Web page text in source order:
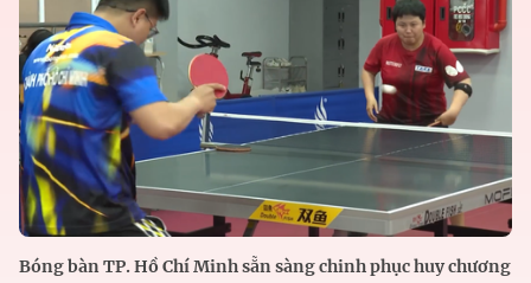
Bóng bàn TP. Hồ Chí Minh sẵn sàng chinh phục huy chương